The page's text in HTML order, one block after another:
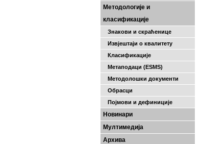
Методологије и
класификације
Знакови и скраћенице
Извјештаји о квалитету
Класификације
Метаподаци (ESMS)
Методолошки документи
Обрасци
Појмови и дефиниције
Новинари
Мултимедија
Архива